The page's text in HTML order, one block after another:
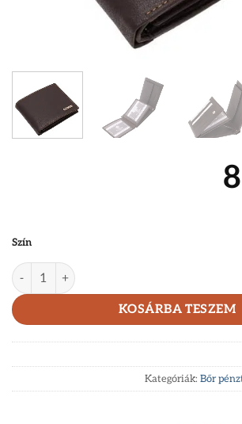
Szín
La Scala bőr pénztárca férfiaknak
KOSÁRBA TESZEM
Kategóriák: Bőr